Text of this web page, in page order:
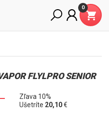
0
FLYLPRO SENIOR
Zľava 10%
Ušetríte 20,10€